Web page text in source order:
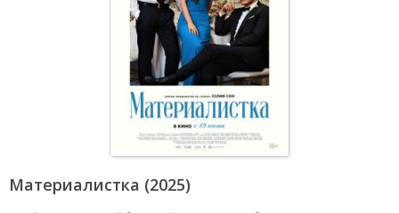
Материалистка (2025)